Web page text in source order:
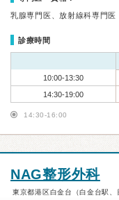
乳腺専門医、放射線科専門医
診療時間
10:00-13:30
14:30-19:00
14:30-16:00
NAG整形外科
東京都港区白金台（白金台駅、